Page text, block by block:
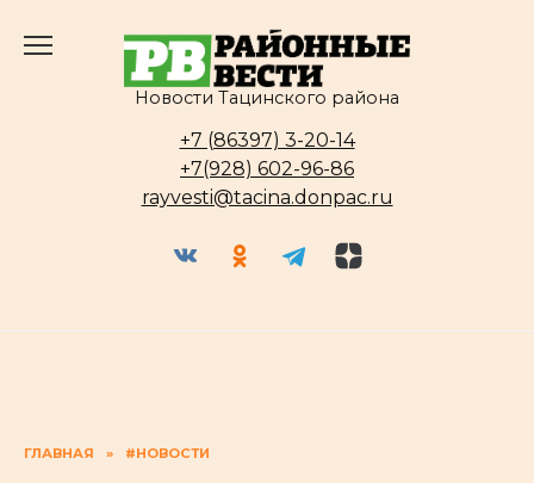
Новости Тацинского района
+7 (86397) 3-20-14
+7(928) 602-96-86
rayvesti@tacina.donpac.ru
ГЛАВНАЯ » #НОВОСТИ